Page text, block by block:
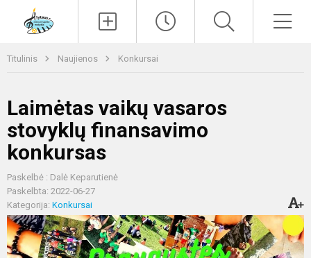
Titulinis Naujienos Konkursai
Laimėtas vaikų vasaros
stovyklų finansavimo
konkursas
Paskelbė : Dalė Keparutienė
Paskelbta: 2022-06-27
Kategorija: Konkursai